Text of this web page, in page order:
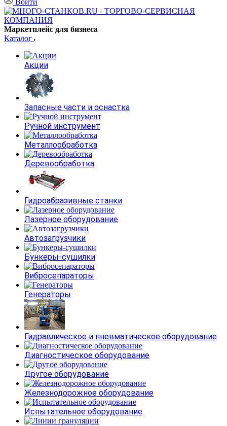
Войти
Маркетплейс для бизнеса
Каталог
Акции
Запасные части и оснастка
Ручной инструмент
Металлообработка
Деревообработка
Гидроабразивные станки
Лазерное оборудование
Автозагрузчики
Бункеры-сушилки
Вибросепараторы
Генераторы
Гидравлическое и пневматическое оборудование
Диагностическое оборудование
Другое оборудование
Железнодорожное оборудование
Испытательное оборудование